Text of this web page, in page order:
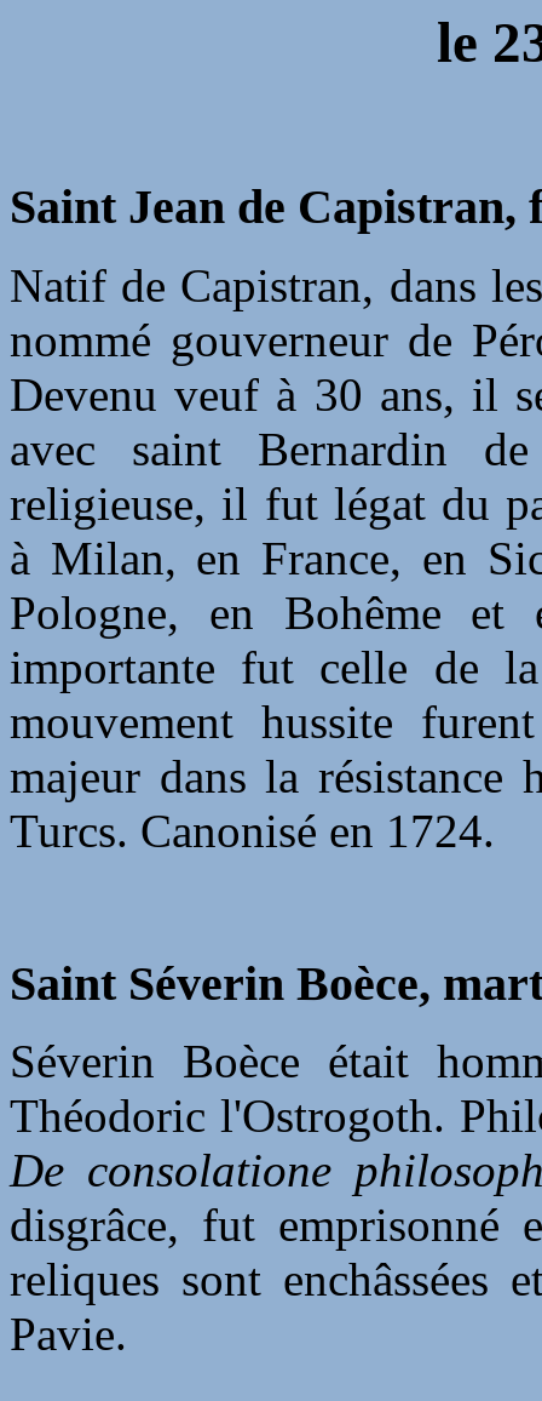
le
Saint Jean de Capistran,
Natif de Capistran, dans
nommé gouverneur de
Devenu veuf à 30 ans, il
avec saint Bernardin
religieuse, il fut légat du
à Milan, en France, en
Pologne, en Bohême
importante fut celle de
mouvement hussite
majeur dans la résistance
Turcs. Canonisé en 1724.
Saint Séverin Boèce,
Séverin Boèce était
Théodoric l'Ostrogoth.
De consolatione
disgrâce, fut emprisonné
reliques sont enchâssées
Pavie.